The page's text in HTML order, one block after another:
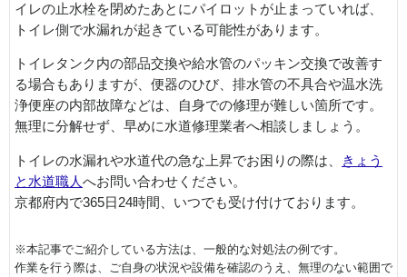
イレの止水栓を閉めたあとにパイロットが止まっていれば、
トイレ側で水漏れが起きている可能性があります。
トイレタンク内の部品交換や給水管のパッキン交換で改善す
る場合もありますが、便器のひび、排水管の不具合や温水洗
浄便座の内部故障などは、自身での修理が難しい箇所です。
無理に分解せず、早めに水道修理業者へ相談しましょう。
トイレの水漏れや水道代の急な上昇でお困りの際は、
きょう
と水道職人へお問い合わせください。
京都府内で365日24時間、いつでも受け付けております。
※本記事でご紹介している方法は、一般的な対処法の例です。
作業を行う際は、ご自身の状況や設備を確認のうえ、無理のない範囲で